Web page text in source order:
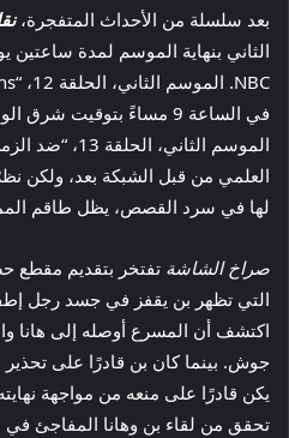
بعد سلسلة من الأحداث المتفجرة،
في الساعة 9 مساءً بتوقيت
الموسم
العلمي من قبل الشبكة بعد، ولكن
لها في سرد ​​القصص، يظل طاقم
صراخ الشاشة تفتخر بتقديم
التي تظهر بن يقفز في جسد رجل
اكتشف أن المسرع أوصله إلى هانا
جوش. بينما كان بن قادرًا على تحذير
يكن قادرًا على منعه من مواجهة
تحقق من لقاء بن وهانا المفاجئ